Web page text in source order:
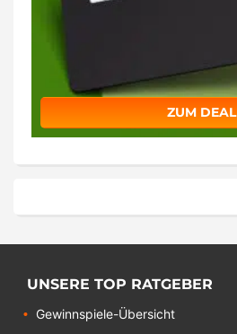
ZUM DEAL
UNSERE TOP RATGEBER
Gewinnspiele-Übersicht